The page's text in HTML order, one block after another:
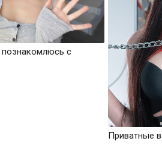
познакомлюсь с
Приватные